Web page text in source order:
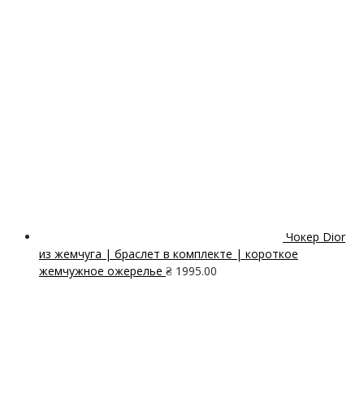
Чокер Dior
из жемчуга | браслет в комплекте | короткое
жемчужное ожерелье ₴ 1995.00